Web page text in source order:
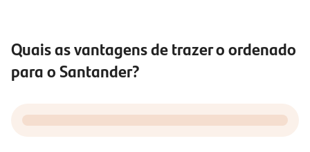
Quais as vantagens de trazer o ordenado
para o Santander?